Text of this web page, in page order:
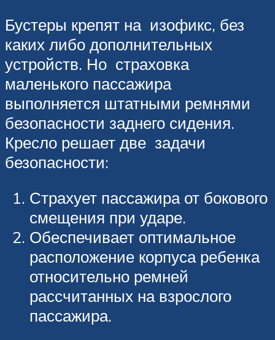
Бустеры крепят на изофикс, без
каких либо дополнительных
устройств. Но страховка
маленького пассажира
выполняется штатными ремнями
безопасности заднего сидения.
Кресло решает две задачи
безопасности:
Страхует пассажира от бокового
смещения при ударе.
Обеспечивает оптимальное
расположение корпуса ребенка
относительно ремней
рассчитанных на взрослого
пассажира.